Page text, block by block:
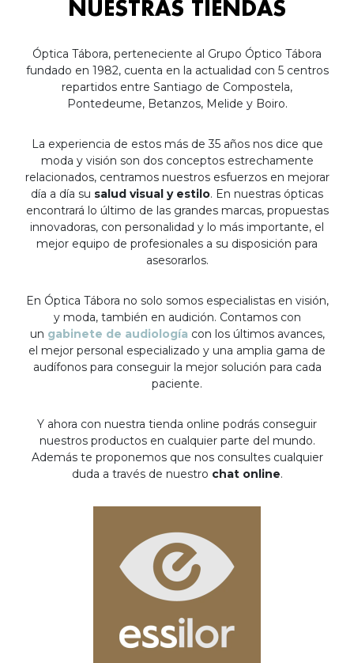
NUESTRAS TIENDAS
Óptica Tábora, perteneciente al Grupo Óptico Tábora
fundado en 1982, cuenta en la actualidad con 5 centros
repartidos entre Santiago de Compostela,
Pontedeume, Betanzos, Melide y Boiro.
La experiencia de estos más de 35 años nos dice que
moda y visión son dos conceptos estrechamente
relacionados, centramos nuestros esfuerzos en mejorar
día a día su salud visual y estilo. En nuestras ópticas
encontrará lo último de las grandes marcas, propuestas
innovadoras, con personalidad y lo más importante, el
mejor equipo de profesionales a su disposición para
asesorarlos.
En Óptica Tábora no solo somos especialistas en visión,
y moda, también en audición. Contamos con
un gabinete de audiología con los últimos avances,
el mejor personal especializado y una amplia gama de
audífonos para conseguir la mejor solución para cada
paciente.
Y ahora con nuestra tienda online podrás conseguir
nuestros productos en cualquier parte del mundo.
Además te proponemos que nos consultes cualquier
duda a través de nuestro chat online.